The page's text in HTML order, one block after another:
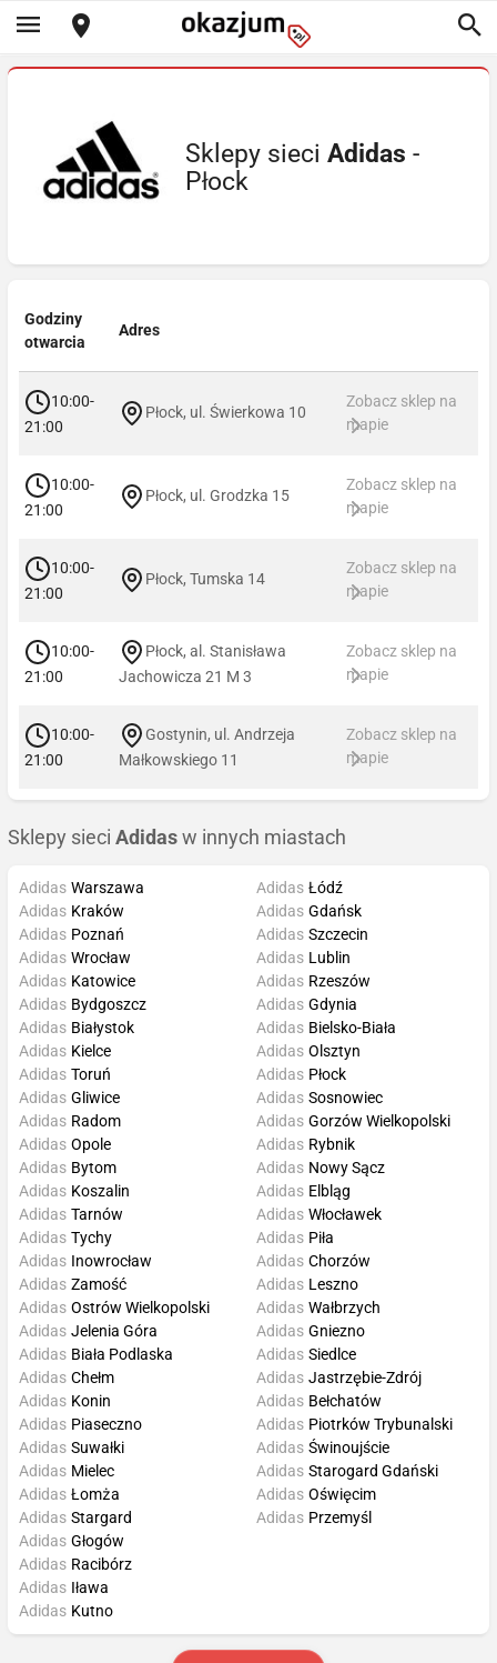
Sklepy sieci Adidas -
Płock
Godziny
otwarcia
Adres
10:00-
21:00
Płock, ul. Świerkowa 10
Zobacz sklep na
mapie
10:00-
21:00
Płock, ul. Grodzka 15
Zobacz sklep na
mapie
10:00-
21:00
Płock, Tumska 14
Zobacz sklep na
mapie
10:00-
21:00
Płock, al. Stanisława
Jachowicza 21 M 3
Zobacz sklep na
mapie
10:00-
21:00
Gostynin, ul. Andrzeja
Małkowskiego 11
Zobacz sklep na
mapie
Sklepy sieci Adidas w innych miastach
Adidas Warszawa
Adidas Kraków
Adidas Poznań
Adidas Wrocław
Adidas Łódź
Adidas Gdańsk
Adidas Szczecin
Adidas Lublin
Adidas Katowice
Adidas Bydgoszcz
Adidas Białystok
Adidas Kielce
Adidas Rzeszów
Adidas Gdynia
Adidas Bielsko-Biała
Adidas Olsztyn
Adidas Toruń
Adidas Gliwice
Adidas Radom
Adidas Opole
Adidas Płock
Adidas Sosnowiec
Adidas Gorzów Wielkopolski
Adidas Rybnik
Adidas Bytom
Adidas Koszalin
Adidas Tarnów
Adidas Tychy
Adidas Nowy Sącz
Adidas Elbląg
Adidas Włocławek
Adidas Piła
Adidas Inowrocław
Adidas Zamość
Adidas Ostrów Wielkopolski
Adidas Jelenia Góra
Adidas Chorzów
Adidas Leszno
Adidas Wałbrzych
Adidas Gniezno
Adidas Biała Podlaska
Adidas Chełm
Adidas Konin
Adidas Piaseczno
Adidas Siedlce
Adidas Jastrzębie-Zdrój
Adidas Bełchatów
Adidas Piotrków Trybunalski
Adidas Suwałki
Adidas Mielec
Adidas Łomża
Adidas Stargard
Adidas Świnoujście
Adidas Starogard Gdański
Adidas Oświęcim
Adidas Przemyśl
Adidas Głogów
Adidas Racibórz
Adidas Iława
Adidas Kutno